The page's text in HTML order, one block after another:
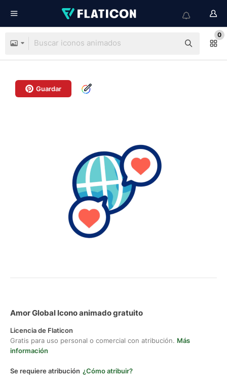
0
Guardar
Amor Global Icono animado gratuito
Licencia de Flaticon
Gratis para uso personal o comercial con atribución. Más
información
Se requiere atribución ¿Cómo atribuir?